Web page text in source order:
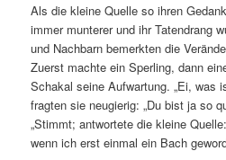
Als die kleine Quelle so ihren
immer munterer und ihr Tatendrang
und Nachbarn bemerkten die
Zuerst machte ein Sperling, dann
Schakal seine Aufwartung. „Ei, was
fragten sie neugierig: „Du bist ja so
„Stimmt; antwortete die kleine
wenn ich erst einmal ein Bach